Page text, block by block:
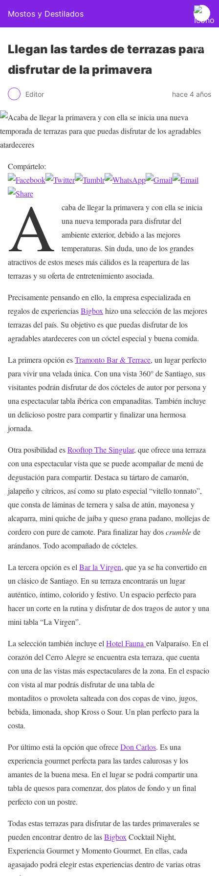
Mostos y Destilados
Llegan las tardes de terrazas para
disfrutar de la primavera
Editor hace 4 años
Compártelo:
A
caba de llegar la primavera y con ella se inicia
una nueva temporada para disfrutar del
ambiente exterior, debido a las mejores
temperaturas. Sin duda, uno de los grandes
atractivos de estos meses más cálidos es la reapertura de las
terrazas y su oferta de entretenimiento asociada.
Precisamente pensando en ello, la empresa especializada en
regalos de experienciasBigbox hizo una selección de las mejores
terrazas del país. Su objetivo es que puedas disfrutar de los
agradables atardeceres con un cóctel especial y buena comida.
La primera opción esTramonto Bar & Terrace, un lugar perfecto
para vivir una velada única. Con una vista 360° de Santiago, sus
visitantes podrán disfrutar de dos cócteles de autor por persona y
una espectacular tabla ibérica con empanaditas. También incluye
un delicioso postre para compartir y finalizar una hermosa
jornada.
Otra posibilidad esRooftop The Singular, que ofrece una terraza
con una espectacular vista que se puede acompañar de menú de
degustación para compartir. Destaca su tártaro de camarón,
jalapeño y cítricos, así como su plato especial “vitello tonnato”,
que consta de láminas de ternera y salsa de atún, mayonesa y
alcaparra, mini quiche de jaiba y queso grana padano, mollejas de
cordero con pure de camote. Para finalizar hay doscrumblede
arándanos. Todo acompañado de cócteles.
La tercera opción es el Bar la Virgen, que ya se ha convertido en
un clásico de Santiago. En su terraza encontrarás un lugar
auténtico, íntimo, colorido y festivo. Un espacio perfecto para
hacer un corte en la rutina y disfrutar de dos tragos de autor y una
mini tabla “La Virgen”.
La selección también incluye el Hotel Fauna en Valparaíso. En el
corazón del Cerro Alegre se encuentra esta terraza, que cuenta
con una de las vistas más espectaculares de la zona. En el espacio
con vista al mar podrás disfrutar de una tabla de
montaditos o provoleta salteada con dos copas de vino, jugos,
bebida, limonada, shop Kross o Sour. Un plan perfecto para la
costa.
Por último está la opción que ofreceDon Carlos. Es una
experiencia gourmet perfecta para las tardes calurosas y los
amantes de la buena mesa. En el lugar se podrá compartir una
tabla de quesos para comenzar, dos platos de fondo y un final
perfecto con un postre.
Todas estas terrazas para disfrutar de las tardes primaverales se
pueden encontrar dentro de lasBigbox Cocktail Night,
Experiencia Gourmet y Momento Gourmet. En ellas, cada
agasajado podrá elegir estas experiencias dentro de varias otras